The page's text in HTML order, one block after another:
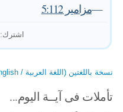
—مزامير 5:112
اشترك:
نسخة باللغتين (اللغة العربية / English)
تأملات فى آيــة اليوم...